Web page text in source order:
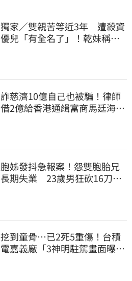
獨家／雙親苦等近3年 遭殺資
優兒「有全名了」！乾妹稱賠
詐慈濟10億自己也被騙！律師
借2億給香港通緝富商馬廷海建
胞姊發抖急報案！怨雙胞胎兄
長期失業 23歲男狂砍16刀奪
挖到童骨…已2死5重傷！台積
電嘉義廠「3神明駐駕畫面曝